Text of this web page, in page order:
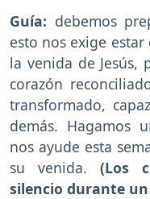
Guía: debemos
esto nos exige
la venida de Jesús,
corazón
transformado,
demás. Hagamos
nos ayude esta
su venida. (Los
silencio durante